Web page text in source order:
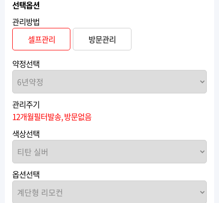
선택옵션
관리방법
셀프관리
방문관리
약정선택
관리주기
12개월필터발송, 방문없음
색상선택
옵션선택